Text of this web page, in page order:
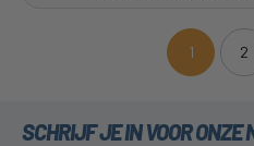
1(current)2
SCHRIJF JE IN VOOR ONZE